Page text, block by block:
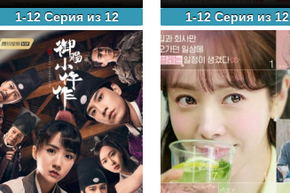
1-12 Серия из 12
1-12 Серия из 12